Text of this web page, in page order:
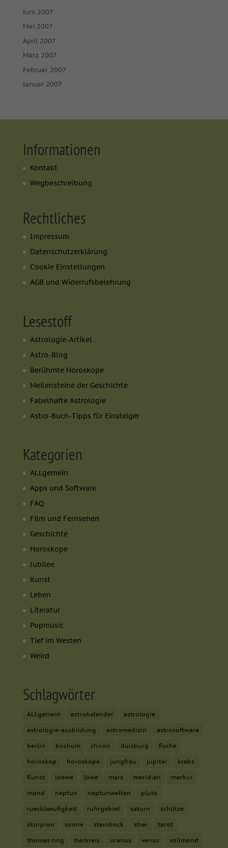
Juni 2007
Mai 2007
April 2007
März 2007
Februar 2007
Januar 2007
Informationen
Kontakt
Wegbeschreibung
Rechtliches
Impressum
Datenschutzerklärung
Cookie Einstellungen
AGB und Widerrufsbelehrung
Lesestoff
Astrologie-Artikel
Astro-Blog
Berühmte Horoskope
Meilensteine der Geschichte
Fabelhafte Astrologie
Astro-Buch-Tipps für Einsteiger
Kategorien
ALLgemein
Apps und Software
FAQ
Film und Fernsehen
Geschichte
Horoskope
Jubilee
Kunst
Leben
Literatur
Popmusic
Tief im Westen
Weird
Schlagwörter
ALLgemein astrokalender astrologie
astrologie-ausbildung astromedizin astrosoftware
berlin bochum chiron duisburg fische
horoskop horoskope jungfrau jupiter krebs
Kunst loewe löwe mars meridian merkur
mond neptun neptunwelten pluto
ruecklaeufigkeit ruhrgebiet saturn schütze
skorpion sonne steinbock stier tarot
thomas ring tierkreis uranus venus vollmond